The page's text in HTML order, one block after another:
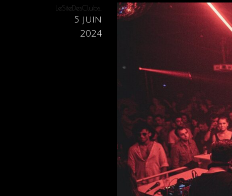
LeSiteDesClubs
5 juin
2024